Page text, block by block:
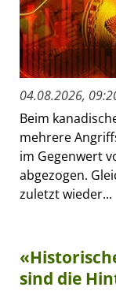
04.08.2026,
Beim
mehrere
im Gegenwert
abgezogen.
zuletzt wieder...
sind die